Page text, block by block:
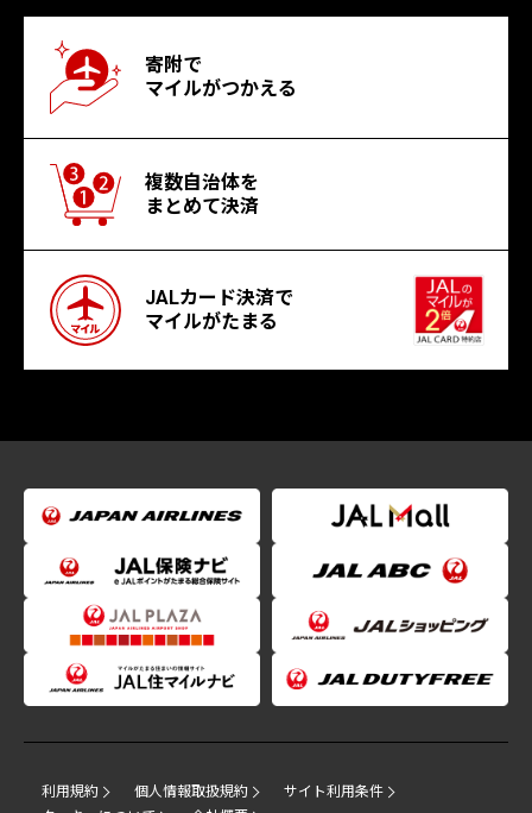
寄附で
マイルがつかえる
複数自治体を
まとめて決済
JALカード決済で
マイルがたまる
利用規約 個人情報取扱規約
サイト利用条件